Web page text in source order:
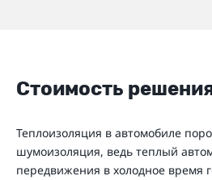
Стоимость
Теплоизоляция в автомобиле
шумоизоляция, ведь теплый
передвижения в холодное время